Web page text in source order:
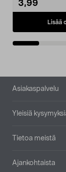
3,99
Lisää
Asiakaspalvelu
Yleisiä
Tietoa meistä
Ajankohtaista